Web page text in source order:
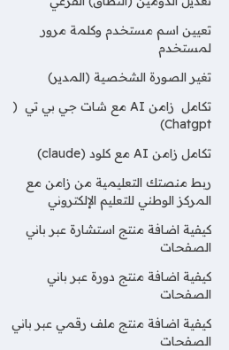
تعيين اسم مستخدم وكلمة مرور
لمستخدم
تغير الصورة الشخصية (المدير)
تكامل زامن AI مع شات جي بي تي (
Chatgpt)
تكامل زامن AI مع كلود (claude)
ربط منصتك التعليمية من زامن مع
المركز الوطني للتعليم الإلكتروني
كيفية اضافة منتج استشارة عبر باني
الصفحات
كيفية اضافة منتج دورة عبر باني
الصفحات
كيفية اضافة منتج ملف رقمي عبر باني
الصفحات